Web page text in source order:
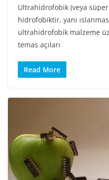
Ultrahidrofobik (veya
hidrofobiktir, yani
ultrahidrofobik malzeme
temas açıları
Read More